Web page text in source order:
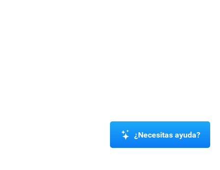
¿Necesitas ayuda?